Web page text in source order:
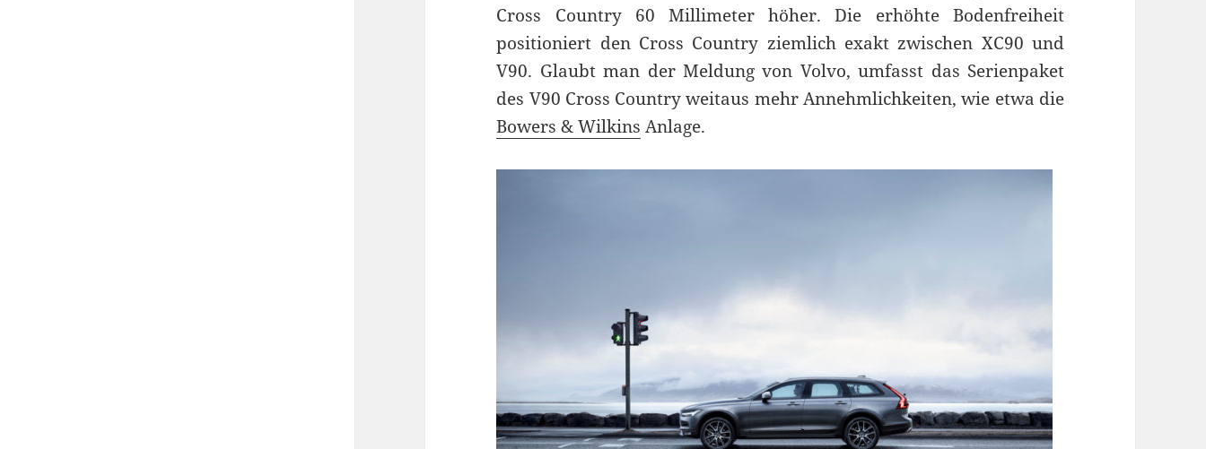
Cross Country 60 Millimeter höher. Die erhöhte Bodenfreiheit
positioniert den Cross Country ziemlich exakt zwischen XC90 und
V90. Glaubt man der Meldung von Volvo, umfasst das Serienpaket
des V90 Cross Country weitaus mehr Annehmlichkeiten, wie etwa die
Bowers & Wilkins Anlage.